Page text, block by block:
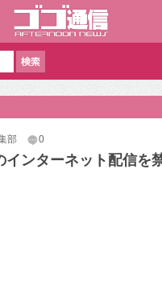
部 0
ンターネット配信を